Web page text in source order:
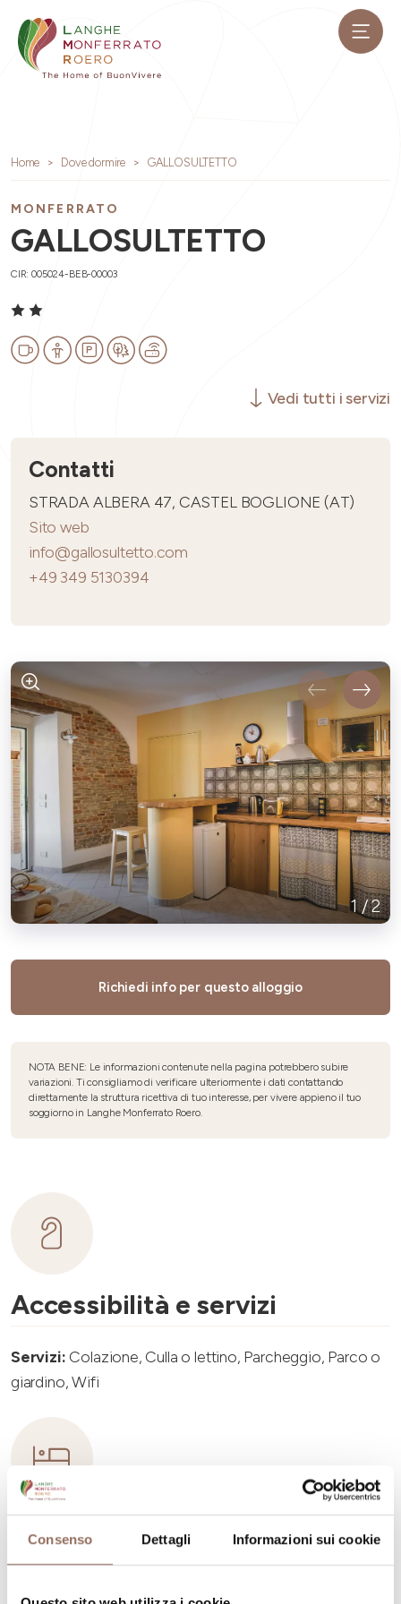
Consenso Dettagli Informazioni sui cookie
Home Dove dormire GALLOSULTETTO
MONFERRATO
GALLOSULTETTO
CIR: 005024-BEB-00003
Vedi tutti i servizi
Contatti
STRADA ALBERA 47, CASTEL BOGLIONE (AT)
Sito web
info@gallosultetto.com
+49 349 5130394
1/2
Richiedi info per questo alloggio
NOTA BENE: Le informazioni contenute nella pagina potrebbero subire
variazioni. Ti consigliamo di verificare ulteriormente i dati contattando
direttamente la struttura ricettiva di tuo interesse, per vivere appieno il tuo
soggiorno in Langhe Monferrato Roero.
Accessibilità e servizi
Servizi: Colazione, Culla o lettino, Parcheggio, Parco o
giardino, Wifi
Capacità ricettiva